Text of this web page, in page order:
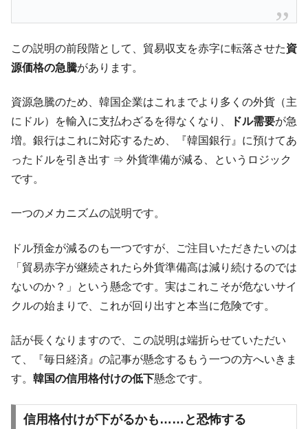
Fact1
日本人マスターズ挑戦の歴史。松山以前に最高位
だった選手とは？
ている意外な選手とは？
Fact1 セレクトセールの高額取引馬が稼いだ金額とは？
この説明の前段階として、貿易収支を赤字に転落させた資
源価格の急騰があります。
資源急騰のため、韓国企業はこれまでより多くの外貨（主
にドル）を輸入に支払わざるを得なくなり、
ドル需要が急
増。銀行はこれに対応するため、『韓国銀行』に預けてあ
ったドルを引き出す ⇒ 外貨準備が減る、というロジック
です。
一つのメカニズムの説明です。
ドル預金が減るのも一つですが、ご注目いただきたいのは
「貿易赤字が継続されたら外貨準備高は減り続けるのでは
ないのか？」という懸念です。実はこれこそが危ないサイ
クルの始まりで、これが回り出すと本当に危険です。
話が長くなりますので、この説明は端折らせていただい
て、『毎日経済』の記事が懸念するもう一つの方へいきま
す。 韓国の信用格付けの低下懸念です。
信用格付けが下がるかも……と恐怖する